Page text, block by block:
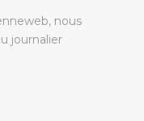
nous
journalier